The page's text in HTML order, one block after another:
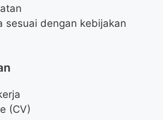
sesuai dengan kebijakan
(CV)